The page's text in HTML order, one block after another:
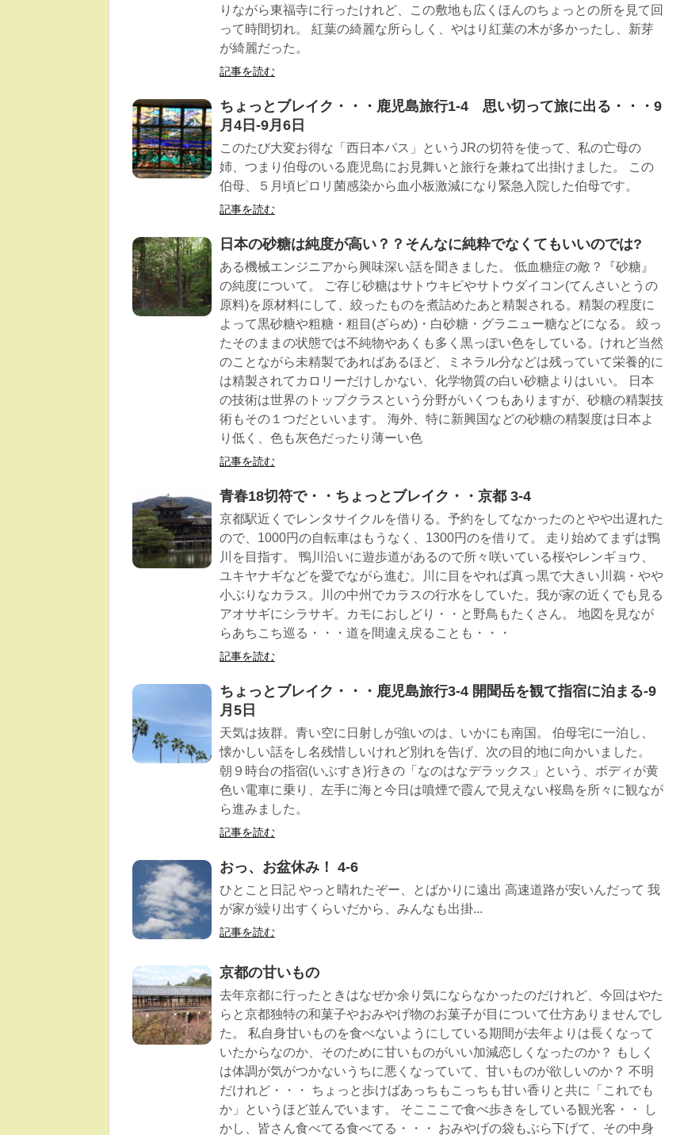
りながら東福寺に行ったけれど、この敷地も広くほんのちょっとの所を見て回
って時間切れ。 紅葉の綺麗な所らしく、やはり紅葉の木が多かったし、新芽
が綺麗だった。
記事を読む
ちょっとブレイク・・・鹿児島旅行1-4 思い切って旅に出る・・・9
月4日-9月6日
このたび大変お得な「西日本パス」というJRの切符を使って、私の亡母の
姉、つまり伯母のいる鹿児島にお見舞いと旅行を兼ねて出掛けました。 この
伯母、５月頃ピロリ菌感染から血小板激減になり緊急入院した伯母です。
記事を読む
日本の砂糖は純度が高い？？そんなに純粋でなくてもいいのでは?
ある機械エンジニアから興味深い話を聞きました。 低血糖症の敵？『砂糖』
の純度について。 ご存じ砂糖はサトウキビやサトウダイコン(てんさいとうの
原料)を原材料にして、絞ったものを煮詰めたあと精製される。精製の程度に
よって黒砂糖や粗糖・粗目(ざらめ)・白砂糖・グラニュー糖などになる。 絞っ
たそのままの状態では不純物やあくも多く黒っぽい色をしている。けれど当然
のことながら未精製であればあるほど、ミネラル分などは残っていて栄養的に
は精製されてカロリーだけしかない、化学物質の白い砂糖よりはいい。 日本
の技術は世界のトップクラスという分野がいくつもありますが、砂糖の精製技
術もその１つだといいます。 海外、特に新興国などの砂糖の精製度は日本よ
り低く、色も灰色だったり薄ーい色
記事を読む
青春18切符で・・ちょっとブレイク・・京都 3-4
京都駅近くでレンタサイクルを借りる。予約をしてなかったのとやや出遅れた
ので、1000円の自転車はもうなく、1300円のを借りて。 走り始めてまずは鴨
川を目指す。 鴨川沿いに遊歩道があるので所々咲いている桜やレンギョウ、
ユキヤナギなどを愛でながら進む。川に目をやれば真っ黒で大きい川鵜・やや
小ぶりなカラス。川の中州でカラスの行水をしていた。我が家の近くでも見る
アオサギにシラサギ。カモにおしどり・・と野鳥もたくさん。 地図を見なが
らあちこち巡る・・・道を間違え戻ることも・・・
記事を読む
ちょっとブレイク・・・鹿児島旅行3-4 開聞岳を観て指宿に泊まる-9
月5日
天気は抜群。青い空に日射しが強いのは、いかにも南国。 伯母宅に一泊し、
懐かしい話をし名残惜しいけれど別れを告げ、次の目的地に向かいました。
朝９時台の指宿(いぶすき)行きの「なのはなデラックス」という、ボディが黄
色い電車に乗り、左手に海と今日は噴煙で霞んで見えない桜島を所々に観なが
ら進みました。
記事を読む
おっ、お盆休み！ 4-6
ひとこと日記 やっと晴れたぞー、とばかりに遠出 高速道路が安いんだって 我
が家が繰り出すくらいだから、みんなも出掛...
記事を読む
京都の甘いもの
去年京都に行ったときはなぜか余り気にならなかったのだけれど、今回はやた
らと京都独特の和菓子やおみやげ物のお菓子が目について仕方ありませんでし
た。 私自身甘いものを食べないようにしている期間が去年よりは長くなって
いたからなのか、そのために甘いものがいい加減恋しくなったのか？ もしく
は体調が気がつかないうちに悪くなっていて、甘いものが欲しいのか？ 不明
だけれど・・・ ちょっと歩けばあっちもこっちも甘い香りと共に「これでも
か」というほど並んでいます。 そこここで食べ歩きをしている観光客・・ し
かし、皆さん食べてる食べてる・・・ おみやげの袋もぶら下げて、その中身